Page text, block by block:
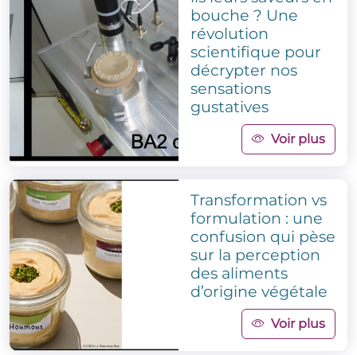
bouche ? Une
révolution
scientifique pour
décrypter nos
sensations
gustatives
Voir plus
Transformation vs
formulation : une
confusion qui pèse
sur la perception
des aliments
d’origine végétale
Voir plus